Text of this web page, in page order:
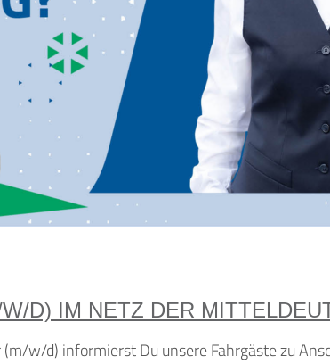
D) IM NETZ DER
w/d) informierst Du unsere Fahrgäste zu